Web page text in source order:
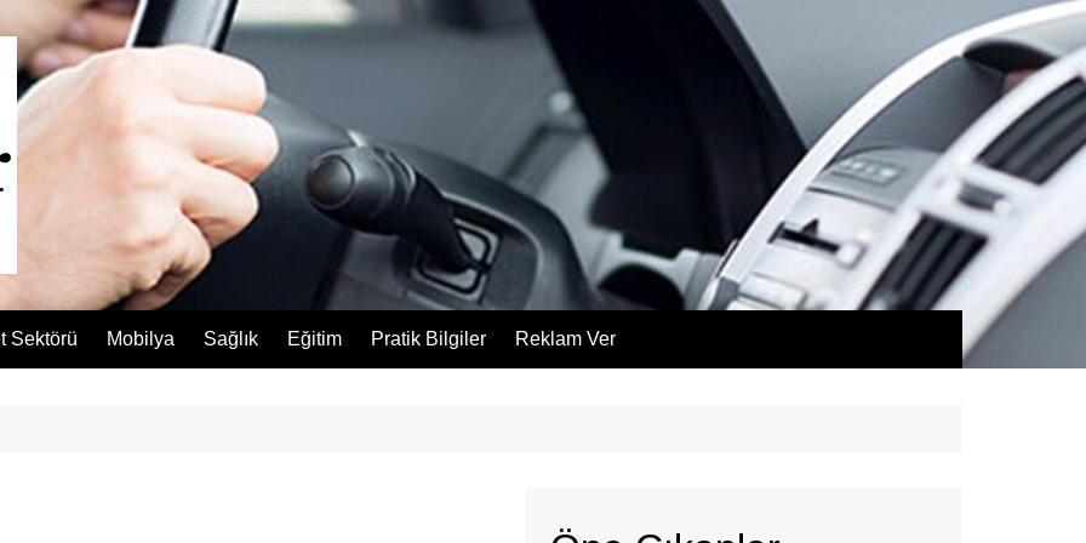
Sektörü Mobilya Sağlık Eğitim Pratik Bilgiler Reklam Ver